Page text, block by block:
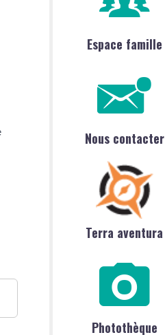
Espace famille
Nous contacter
Terra aventura
Photothèque